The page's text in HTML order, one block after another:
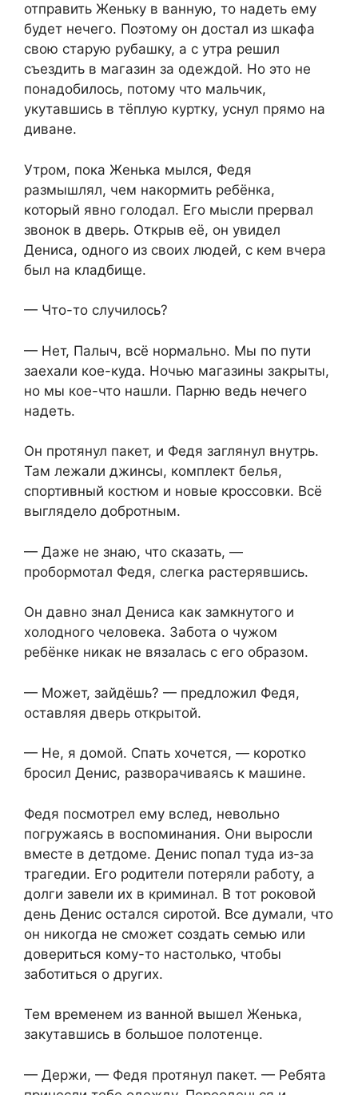
отправить Женьку в ванную, то надеть ему
будет нечего. Поэтому он достал из шкафа
свою старую рубашку, а с утра решил
съездить в магазин за одеждой. Но это не
понадобилось, потому что мальчик,
укутавшись в тёплую куртку, уснул прямо на
диване.
Утром, пока Женька мылся, Федя
размышлял, чем накормить ребёнка,
который явно голодал. Его мысли прервал
звонок в дверь. Открыв её, он увидел
Дениса, одного из своих людей, с кем вчера
был на кладбище.
— Что-то случилось?
— Нет, Палыч, всё нормально. Мы по пути
заехали кое-куда. Ночью магазины закрыты,
но мы кое-что нашли. Парню ведь нечего
надеть.
Он протянул пакет, и Федя заглянул внутрь.
Там лежали джинсы, комплект белья,
спортивный костюм и новые кроссовки. Всё
выглядело добротным.
— Даже не знаю, что сказать, —
пробормотал Федя, слегка растерявшись.
Он давно знал Дениса как замкнутого и
холодного человека. Забота о чужом
ребёнке никак не вязалась с его образом.
— Может, зайдёшь? — предложил Федя,
оставляя дверь открытой.
— Не, я домой. Спать хочется, — коротко
бросил Денис, разворачиваясь к машине.
Федя посмотрел ему вслед, невольно
погружаясь в воспоминания. Они выросли
вместе в детдоме. Денис попал туда из-за
трагедии. Его родители потеряли работу, а
долги завели их в криминал. В тот роковой
день Денис остался сиротой. Все думали, что
он никогда не сможет создать семью или
довериться кому-то настолько, чтобы
заботиться о других.
Тем временем из ванной вышел Женька,
закутавшись в большое полотенце.
— Держи, — Федя протянул пакет. — Ребята